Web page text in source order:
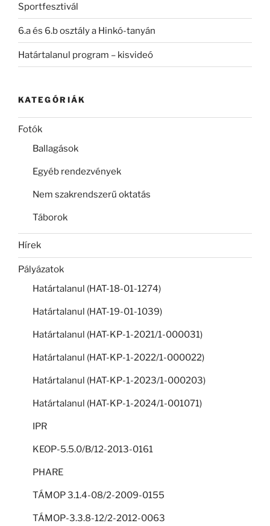
Sportfesztivál
6.a és 6.b osztály a Hinkó-tanyán
Határtalanul program – kisvideó
KATEGÓRIÁK
Fotók
Ballagások
Egyéb rendezvények
Nem szakrendszerű oktatás
Táborok
Hírek
Pályázatok
Határtalanul (HAT-18-01-1274)
Határtalanul (HAT-19-01-1039)
Határtalanul (HAT-KP-1-2021/1-000031)
Határtalanul (HAT-KP-1-2022/1-000022)
Határtalanul (HAT-KP-1-2023/1-000203)
Határtalanul (HAT-KP-1-2024/1-001071)
IPR
KEOP-5.5.0/B/12-2013-0161
PHARE
TÁMOP 3.1.4-08/2-2009-0155
TÁMOP-3.3.8-12/2-2012-0063